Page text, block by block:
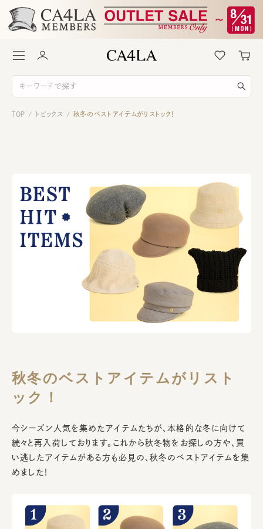
TOP / トピックス / 秋冬のベストアイテムがリストック！
秋冬のベストアイテムがリスト
ック！
今シーズン人気を集めたアイテムたちが、本格的な冬に向けて
続々と再入荷しております。これから秋冬物をお探しの方や、買
い逃したアイテムがある方も必見の、秋冬のベストアイテムを集
めました！